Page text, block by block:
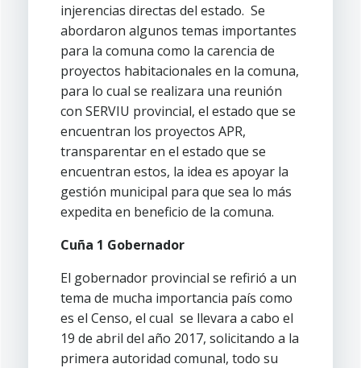
injerencias directas del estado. Se
abordaron algunos temas importantes
para la comuna como la carencia de
proyectos habitacionales en la comuna,
para lo cual se realizara una reunión
con SERVIU provincial, el estado que se
encuentran los proyectos APR,
transparentar en el estado que se
encuentran estos, la idea es apoyar la
gestión municipal para que sea lo más
expedita en beneficio de la comuna.
Cuña 1 Gobernador
El gobernador provincial se refirió a un
tema de mucha importancia país como
es el Censo, el cual se llevara a cabo el
19 de abril del año 2017, solicitando a la
primera autoridad comunal, todo su